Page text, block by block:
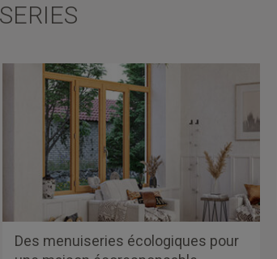
Des menuiseries écologiques pour